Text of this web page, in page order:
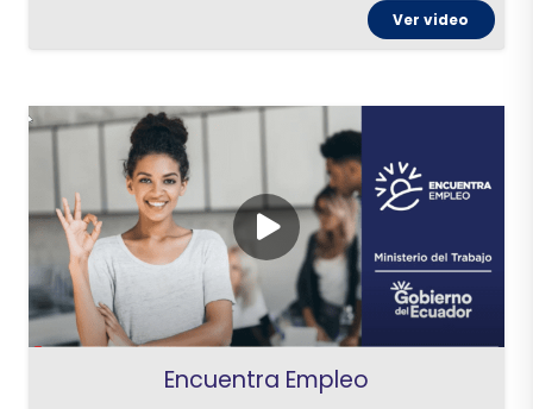
Ver video
Encuentra Empleo